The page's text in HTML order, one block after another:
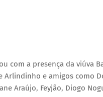
com a presença da viúva
Arlindinho e amigos como
Araújo, Feyjão, Diogo